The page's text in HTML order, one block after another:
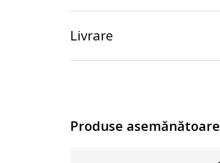
Livrare
Produse asemănătoare